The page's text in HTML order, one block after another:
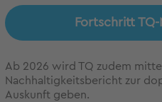
Fortschritt
Ab 2026 wird TQ zudem
Nachhaltigkeitsbericht zur
Auskunft geben.